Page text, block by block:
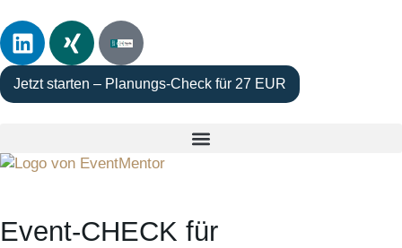
Jetzt starten – Planungs-Check für 27 EUR
Event-CHECK für